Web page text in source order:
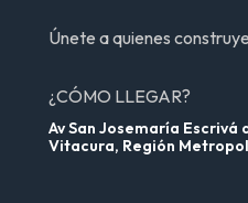
Únete a quienes
¿CÓMO LLEGAR?
Av San Josemaría Escrivá
Vitacura, Región